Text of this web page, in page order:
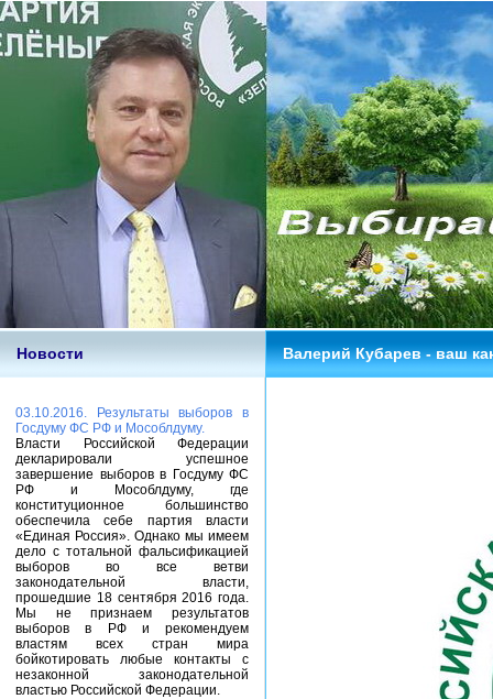
Новости Валерий Кубарев - ваш
03.10.2016. Результаты выборов в
Госдуму ФС РФ и Мособлдуму.
Власти Российской Федерации
декларировали успешное
завершение выборов в Госдуму ФС
РФ и Мособлдуму, где
конституционное большинство
обеспечила себе партия власти
«Единая Россия». Однако мы имеем
дело с тотальной фальсификацией
выборов во все ветви
законодательной власти,
прошедшие 18 сентября 2016 года.
Мы не признаем результатов
выборов в РФ и рекомендуем
властям всех стран мира
бойкотировать любые контакты с
незаконной законодательной
властью Российской Федерации.